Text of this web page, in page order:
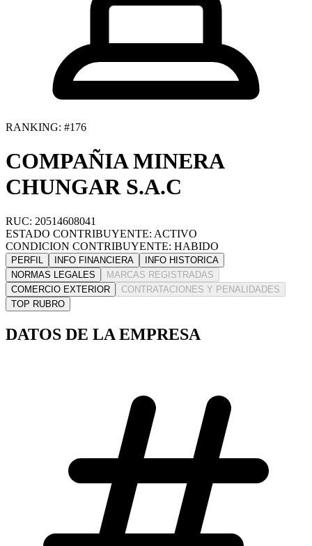
RANKING: #176
COMPAÑIA MINERA
CHUNGAR S.A.C
RUC: 20514608041
ESTADO CONTRIBUYENTE: ACTIVO
CONDICION CONTRIBUYENTE: HABIDO
PERFIL INFO FINANCIERA
INFO HISTORICA
NORMAS LEGALES
MARCAS REGISTRADAS
COMERCIO EXTERIOR
CONTRATACIONES Y PENALIDADES
TOP RUBRO
DATOS DE LA EMPRESA